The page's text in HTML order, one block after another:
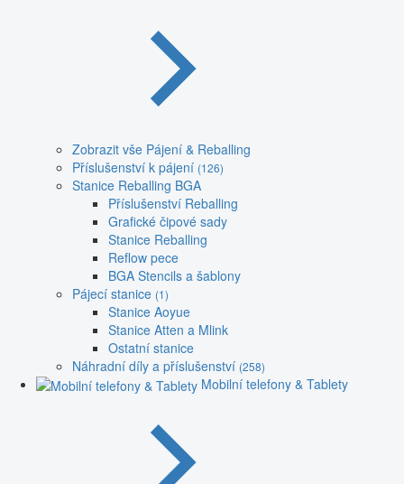
Zobrazit vše Pájení & Reballing
Příslušenství k pájení (126)
Stanice Reballing BGA
Příslušenství Reballing
Grafické čipové sady
Stanice Reballing
Reflow pece
BGA Stencils a šablony
Pájecí stanice (1)
Stanice Aoyue
Stanice Atten a Mlink
Ostatní stanice
Náhradní díly a příslušenství (258)
Mobilní telefony & Tablety